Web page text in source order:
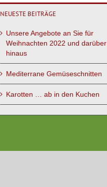
NEUESTE BEITRÄGE
Unsere Angebote an Sie für
Weihnachten 2022 und darüber
hinaus
Mediterrane Gemüseschnitten
Karotten … ab in den Kuchen